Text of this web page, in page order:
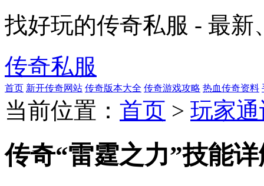
找好玩的传奇私服 - 最
传奇私服
首页 新开传奇网站 传奇版本大全 传奇游戏攻略 热血传奇资料
当前位置： 首页 > 玩家
传奇“雷霆之力”技能